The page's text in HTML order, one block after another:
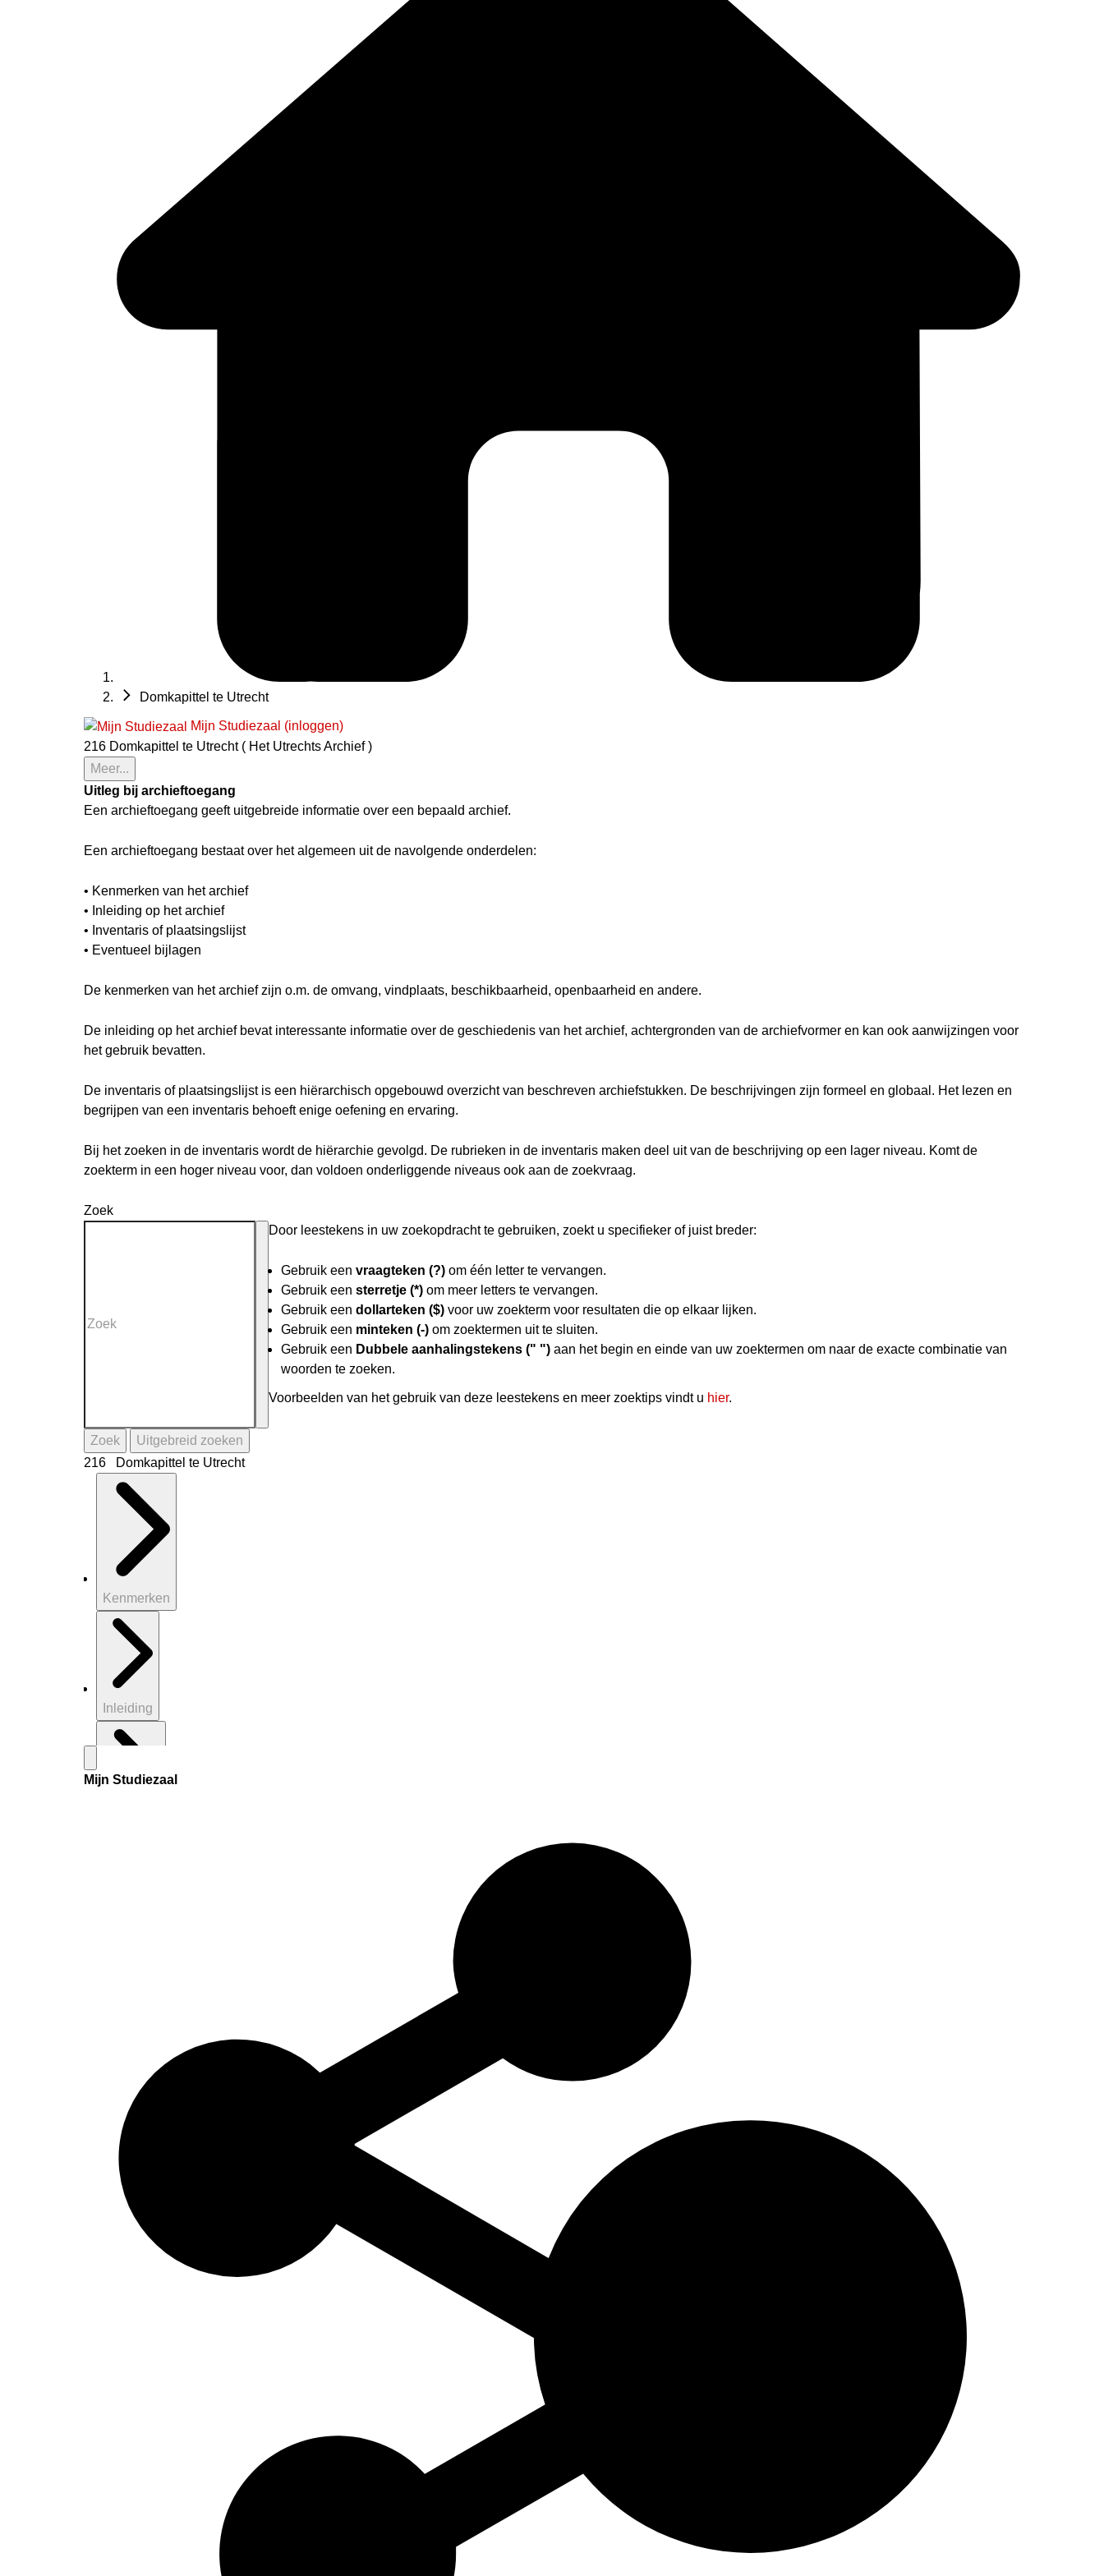
Domkapittel te Utrecht
Mijn Studiezaal (inloggen)
216 Domkapittel te Utrecht ( Het Utrechts Archief )
Meer...
Uitleg bij archieftoegang
Een archieftoegang geeft uitgebreide informatie over een bepaald archief.
Een archieftoegang bestaat over het algemeen uit de navolgende onderdelen:
• Kenmerken van het archief
• Inleiding op het archief
• Inventaris of plaatsingslijst
• Eventueel bijlagen
De kenmerken van het archief zijn o.m. de omvang, vindplaats, beschikbaarheid, openbaarheid en andere.
De inleiding op het archief bevat interessante informatie over de geschiedenis van het archief, achtergronden van de archiefvormer en kan ook aanwijzingen voor
het gebruik bevatten.
De inventaris of plaatsingslijst is een hiërarchisch opgebouwd overzicht van beschreven archiefstukken. De beschrijvingen zijn formeel en globaal. Het lezen en
begrijpen van een inventaris behoeft enige oefening en ervaring.
Bij het zoeken in de inventaris wordt de hiërarchie gevolgd. De rubrieken in de inventaris maken deel uit van de beschrijving op een lager niveau. Komt de
zoekterm in een hoger niveau voor, dan voldoen onderliggende niveaus ook aan de zoekvraag.
Zoek
Door leestekens in uw zoekopdracht te gebruiken, zoekt u specifieker of juist breder:
Gebruik een vraagteken (?) om één letter te vervangen.
Gebruik een sterretje (*) om meer letters te vervangen.
Gebruik een dollarteken ($) voor uw zoekterm voor resultaten die op elkaar lijken.
Gebruik een minteken (-) om zoektermen uit te sluiten.
Gebruik een Dubbele aanhalingstekens (" ") aan het begin en einde van uw zoektermen om naar de exacte combinatie van
woorden te zoeken.
Voorbeelden van het gebruik van deze leestekens en meer zoektips vindt u hier.
Zoek
Uitgebreid zoeken
216 Domkapittel te Utrecht
Kenmerken
Inleiding
Mijn Studiezaal